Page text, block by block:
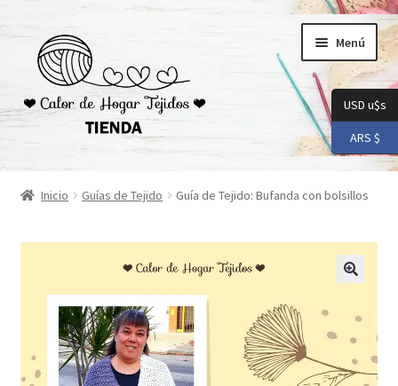
navegación
contenido
Menú
Inicio
Conoceme
Preguntas Frecuentes
Inicio Guías de Tejido Guía de Tejido: Bufanda con bolsillos
USD u$s
ARS $